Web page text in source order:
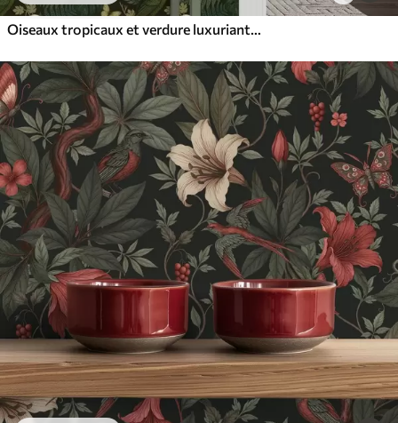
Oiseaux tropicaux et verdure luxuriante sur fond de jungle sombre